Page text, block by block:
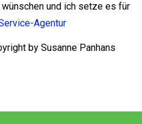
und ich setze es für
Agentur
by Susanne Panhans